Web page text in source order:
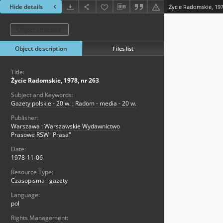
Hide details Życie Radomskie,
Object description Files list
Title:
Życie Radomskie, 1978, nr 263
Subject and Keywords:
Gazety polskie - 20 w. ; Radom - media - 20 w.
Publisher:
Warszawa : Warszawskie Wydawnictwo
Prasowe RSW "Prasa"
Date:
1978-11-06
Resource Type:
Czasopisma i gazety
Language:
pol
Rights Management: